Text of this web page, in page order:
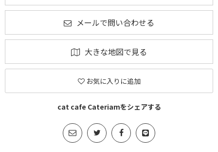
メールで問い合わせる
大きな地図で見る
お気に入りに追加
cat cafe Cateriamをシェアする